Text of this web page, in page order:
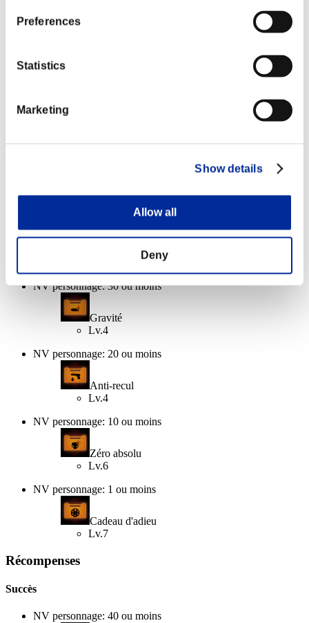
Preferences
Statistics
Marketing
Show details
Allow all
Deny
NV personnage: 10 ou moins
NV personnage: 40 ou moins
NV personnage: 30 ou moins
Gravité
Lv.4
NV personnage: 20 ou moins
Anti-recul
Lv.4
NV personnage: 10 ou moins
Zéro absolu
Lv.6
NV personnage: 1 ou moins
Cadeau d'adieu
Lv.7
Récompenses
Succès
NV personnage: 40 ou moins